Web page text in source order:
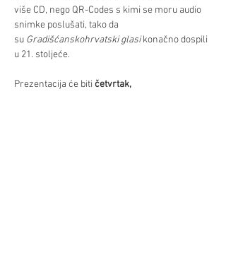
više CD, nego QR-Codes s kimi se moru audio
snimke poslušati, tako da
su Gradišćanskohrvatski glasi konačno dospili
u 21. stoljeće.
Prezentacija će biti četvrtak,